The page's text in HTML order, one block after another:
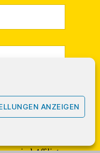
ANZEIGEN